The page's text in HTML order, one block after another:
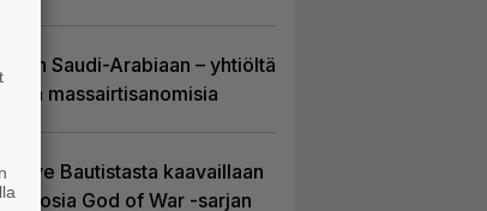
Saudi-Arabiaan – yhtiöltä
massairtisanomisia
Dave Bautistasta kaavaillaan
God of War -sarjan